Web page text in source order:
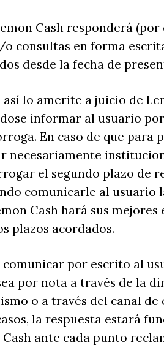
Cash responderá
consultas en forma
desde la fecha de
lo amerite a juicio de
informar al usuario
En caso de que para
necesariamente
el segundo plazo de
comunicarle al usuario
Cash hará sus mejores
plazos acordados.
comunicar por escrito al
por nota a través de la
o a través del canal de
la respuesta estará
ante cada punto